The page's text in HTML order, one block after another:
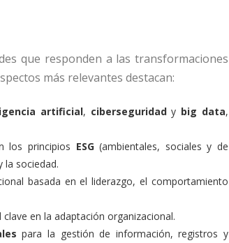
que responden a las transformaciones
más relevantes destacan:
artificial, ciberseguridady big data,
los principios ESG(ambientales, sociales y de
sociedad.
basada en el liderazgo, el comportamiento
en la adaptación organizacional.
para la gestión de información, registros y